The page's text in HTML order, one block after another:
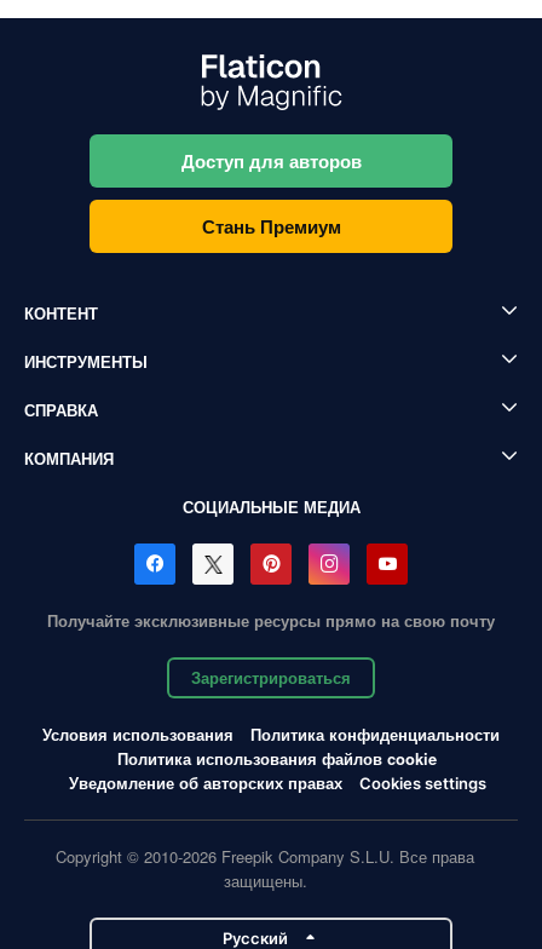
Доступ для авторов
Стань Премиум
КОНТЕНТ
ИНСТРУМЕНТЫ
СПРАВКА
КОМПАНИЯ
СОЦИАЛЬНЫЕ МЕДИА
Получайте эксклюзивные ресурсы прямо на свою почту
Зарегистрироваться
Условия использования
Политика конфиденциальности
Политика использования файлов cookie
Уведомление об авторских правах
Cookies settings
Copyright © 2010-2026 Freepik Company S.L.U. Все права
защищены.
Pусский